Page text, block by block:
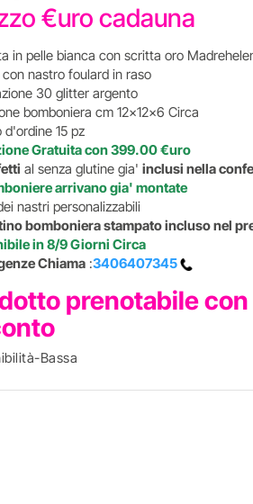
€uro cadauna
in pelle bianca con scritta oro
con nastro foulard in raso
30 glitter argento
bomboniera cm 12x12x6 Circa
d'ordine 15 pz
Gratuita con 399.00 €uro
al senza glutine gia' inclusi nella
arrivano gia' montate
nastri personalizzabili
bomboniera stampato incluso nel
in 8/9 Giorni Circa
Chiama:3406407345
prenotabile con
Bassa